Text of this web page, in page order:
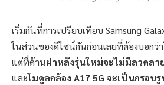
เริ่มกันที่การเปรียบเทียบ Samsung
ในส่วนของดีไซน์กันก่อนเลยที่ต้องบอกว่
แต่ที่ด้านฝาหลังรุ่นใหม่จะไม่มีลวดล
และโมดูลกล้อง A17 5G จะเป็นกรอ